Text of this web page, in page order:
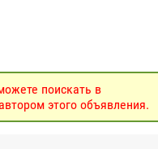
поискать в
этого объявления.